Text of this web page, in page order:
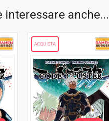
interessare anche...
ACQUISTA